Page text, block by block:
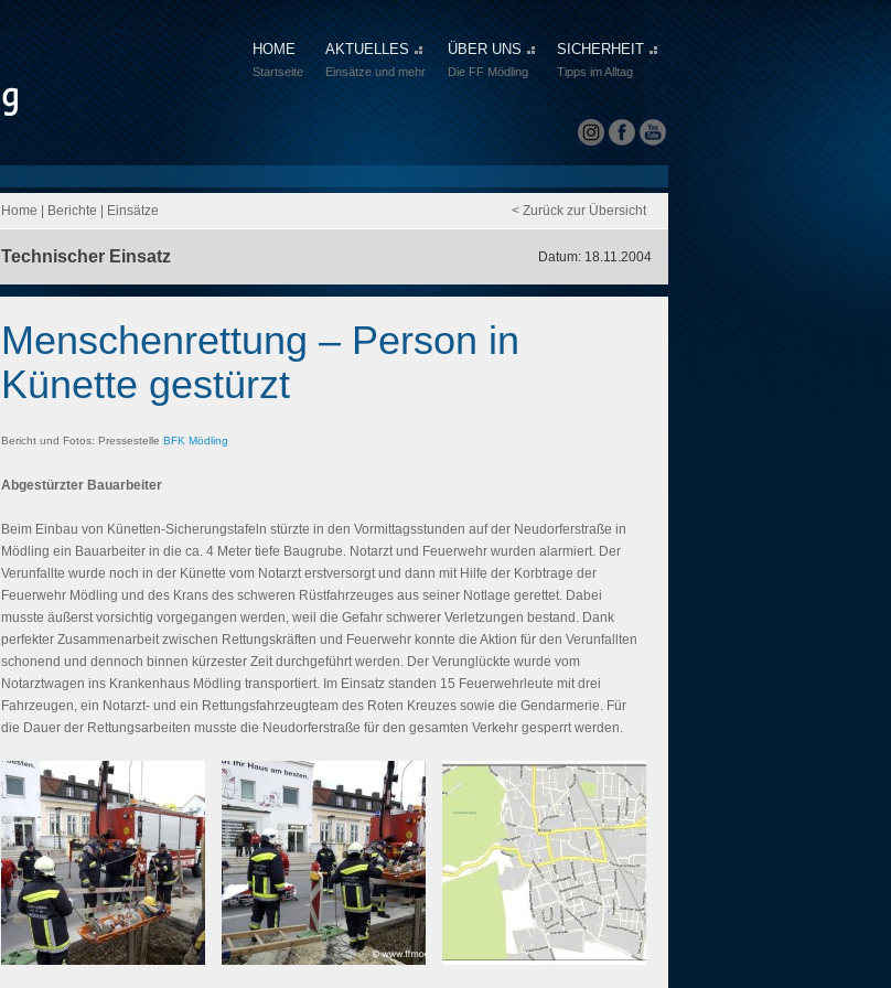
HOME
Startseite
AKTUELLES
Einsätze und mehr
ÜBER UNS
Die FF Mödling
SICHERHEIT
Tipps im Alltag
Home Berichte Einsätze < Zurück zur Übersicht
Technischer Einsatz Datum: 18.11.2004
Menschenrettung – Person in
Künette gestürzt
Bericht und Fotos: Pressestelle BFK Mödling
Abgestürzter Bauarbeiter
Beim Einbau von Künetten-Sicherungstafeln stürzte in den Vormittagsstunden auf der Neudorferstraße in
Mödling ein Bauarbeiter in die ca. 4 Meter tiefe Baugrube. Notarzt und Feuerwehr wurden alarmiert. Der
Verunfallte wurde noch in der Künette vom Notarzt erstversorgt und dann mit Hilfe der Korbtrage der
Feuerwehr Mödling und des Krans des schweren Rüstfahrzeuges aus seiner Notlage gerettet. Dabei
musste äußerst vorsichtig vorgegangen werden, weil die Gefahr schwerer Verletzungen bestand. Dank
perfekter Zusammenarbeit zwischen Rettungskräften und Feuerwehr konnte die Aktion für den Verunfallten
schonend und dennoch binnen kürzester Zeit durchgeführt werden. Der Verunglückte wurde vom
Notarztwagen ins Krankenhaus Mödling transportiert. Im Einsatz standen 15 Feuerwehrleute mit drei
Fahrzeugen, ein Notarzt- und ein Rettungsfahrzeugteam des Roten Kreuzes sowie die Gendarmerie. Für
die Dauer der Rettungsarbeiten musste die Neudorferstraße für den gesamten Verkehr gesperrt werden.